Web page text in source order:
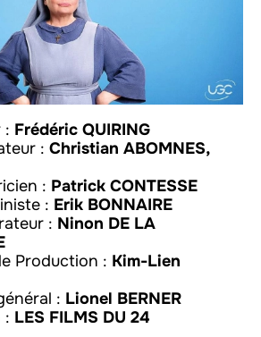
: Frédéric QUIRING
: Christian ABOMNES,
: Patrick CONTESSE
: Erik BONNAIRE
: Ninon DE LA
Production : Kim-Lien
: Lionel BERNER
: LES FILMS DU 24